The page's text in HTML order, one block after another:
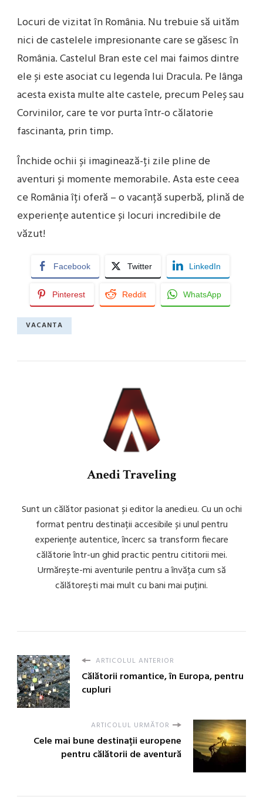
Locuri de vizitat în România. Nu trebuie să uităm
nici de castelele impresionante care se găsesc în
România. Castelul Bran este cel mai faimos dintre
ele și este asociat cu legenda lui Dracula. Pe lânga
acesta exista multe alte castele, precum Peleș sau
Corvinilor, care te vor purta într-o călatorie
fascinanta, prin timp.
Închide ochii și imaginează-ți zile pline de
aventuri și momente memorabile. Asta este ceea
ce România îți oferă – o vacanță superbă, plină de
experiențe autentice și locuri incredibile de
văzut!
Facebook Twitter LinkedIn
Pinterest Reddit WhatsApp
VACANTA
Anedi Traveling
Sunt un călător pasionat și editor la anedi.eu. Cu un ochi
format pentru destinații accesibile și unul pentru
experiențe autentice, încerc sa transform fiecare
călătorie într-un ghid practic pentru cititorii mei.
Urmărește-mi aventurile pentru a învăța cum să
călătorești mai mult cu bani mai puțini.
ARTICOLUL ANTERIOR
Călătorii romantice, în Europa, pentru
cupluri
ARTICOLUL URMĂTOR
Cele mai bune destinații europene
pentru călătorii de aventură